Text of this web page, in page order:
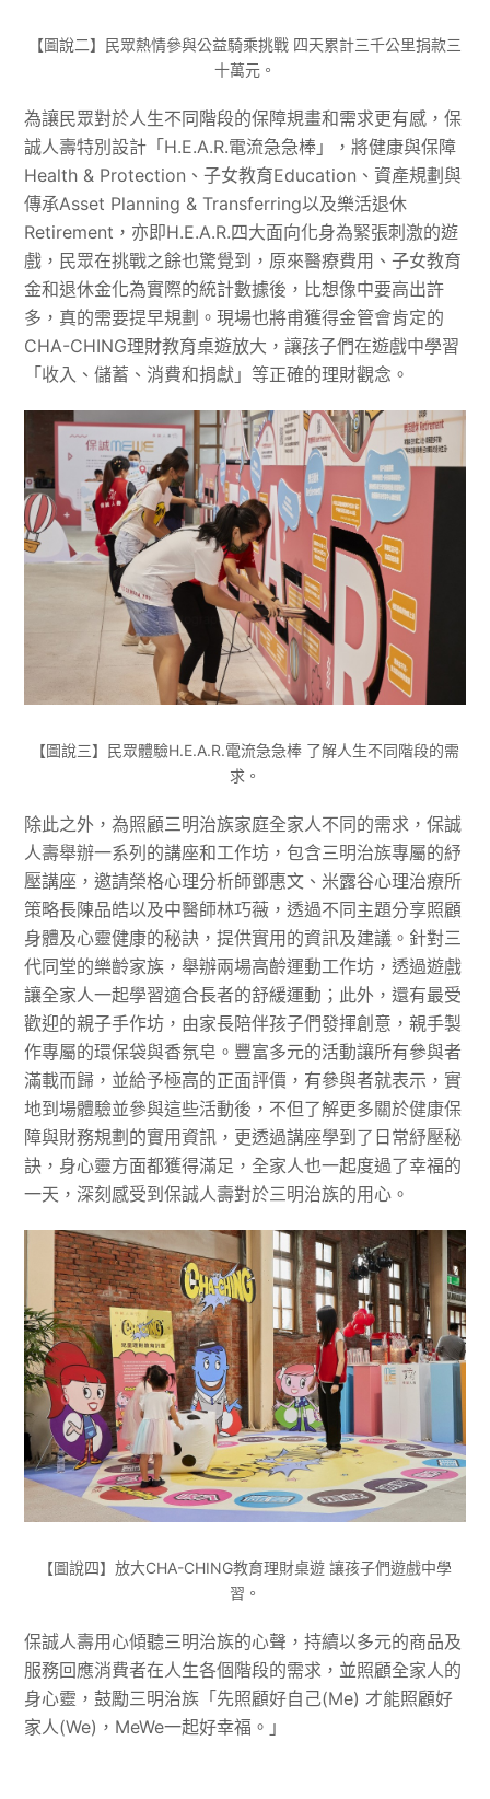
【圖說二】民眾熱情參與公益騎乘挑戰 四天累計三千公里捐款三
十萬元。
為讓民眾對於人生不同階段的保障規畫和需求更有感，保
誠人壽特別設計「H.E.A.R.電流急急棒」，將健康與保障
Health & Protection、子女教育Education、資產規劃與
傳承Asset Planning & Transferring以及樂活退休
Retirement，亦即H.E.A.R.四大面向化身為緊張刺激的遊
戲，民眾在挑戰之餘也驚覺到，原來醫療費用、子女教育
金和退休金化為實際的統計數據後，比想像中要高出許
多，真的需要提早規劃。現場也將甫獲得金管會肯定的
CHA-CHING理財教育桌遊放大，讓孩子們在遊戲中學習
「收入、儲蓄、消費和捐獻」等正確的理財觀念。
【圖說三】民眾體驗H.E.A.R.電流急急棒 了解人生不同階段的需
求。
除此之外，為照顧三明治族家庭全家人不同的需求，保誠
人壽舉辦一系列的講座和工作坊，包含三明治族專屬的紓
壓講座，邀請榮格心理分析師鄧惠文、米露谷心理治療所
策略長陳品皓以及中醫師林巧薇，透過不同主題分享照顧
身體及心靈健康的秘訣，提供實用的資訊及建議。針對三
代同堂的樂齡家族，舉辦兩場高齡運動工作坊，透過遊戲
讓全家人一起學習適合長者的舒緩運動；此外，還有最受
歡迎的親子手作坊，由家長陪伴孩子們發揮創意，親手製
作專屬的環保袋與香氛皂。豐富多元的活動讓所有參與者
滿載而歸，並給予極高的正面評價，有參與者就表示，實
地到場體驗並參與這些活動後，不但了解更多關於健康保
障與財務規劃的實用資訊，更透過講座學到了日常紓壓秘
訣，身心靈方面都獲得滿足，全家人也一起度過了幸福的
一天，深刻感受到保誠人壽對於三明治族的用心。
【圖說四】放大CHA-CHING教育理財桌遊 讓孩子們遊戲中學
習。
保誠人壽用心傾聽三明治族的心聲，持續以多元的商品及
服務回應消費者在人生各個階段的需求，並照顧全家人的
身心靈，鼓勵三明治族「先照顧好自己(Me) 才能照顧好
家人(We)，MeWe一起好幸福。」